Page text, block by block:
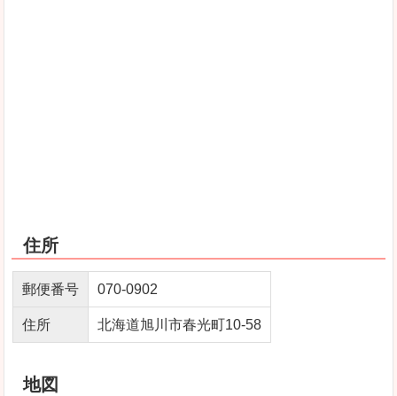
住所
郵便番号 070‐0902
住所 北海道旭川市春光町10‐58
地図